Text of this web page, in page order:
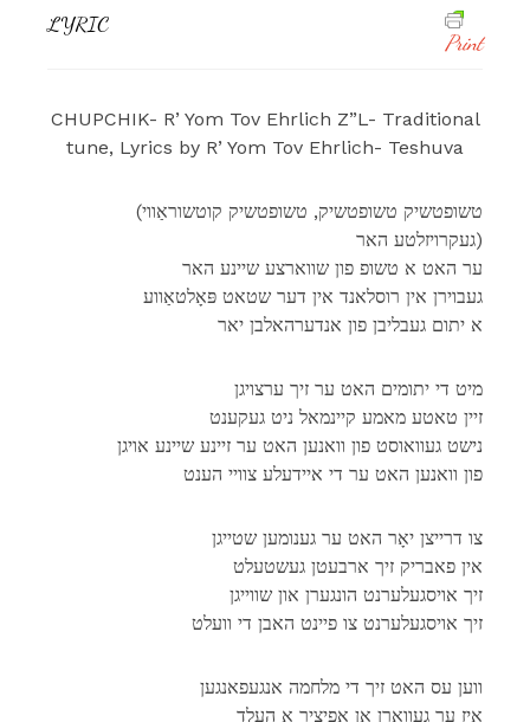
LYRIC
Print
CHUPCHIK- R’ Yom Tov Ehrlich Z”L- Traditional
tune, Lyrics by R’ Yom Tov Ehrlich- Teshuva
(טשופטשיק טשופטשיק, טשופטשיק קוטשוראַווי
(געקרויזלטע האר
ער האט א טשופ פון שווארצע שיינע האר
געבוירן אין רוסלאנד אין דער שטאט פּאָלטאַווע
א יתום געבליבן פון אנדערהאלבן יאר
מיט די יתומים האט ער זיך ערצויגן
זיין טאטע מאמע קיינמאל ניט געקענט
נישט געוואוסט פון וואנען האט ער זיינע שיינע אויגן
פון וואנען האט ער די איידעלע צוויי הענט
צו דרייצן יאָר האט ער גענומען שטייגן
אין פאבריק זיך ארבעטן געשטעלט
זיך אויסגעלערנט הונגערן און שווייגן
זיך אויסגעלערנט צו פיינט האבן די וועלט
ווען עס האט זיך די מלחמה אנגעפאנגען
איז ער געווארן אן אפיציר א העלד